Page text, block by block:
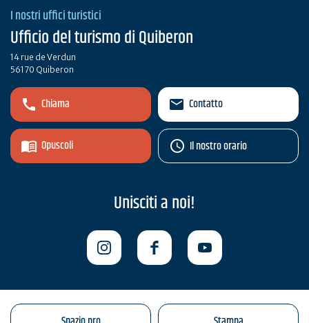
I nostri uffici turistici
Ufficio del turismo di Quiberon
14 rue de Verdun
56170 Quiberon
Chiama
Opuscoli
Contatto
Il nostro orario
Unisciti a noi!